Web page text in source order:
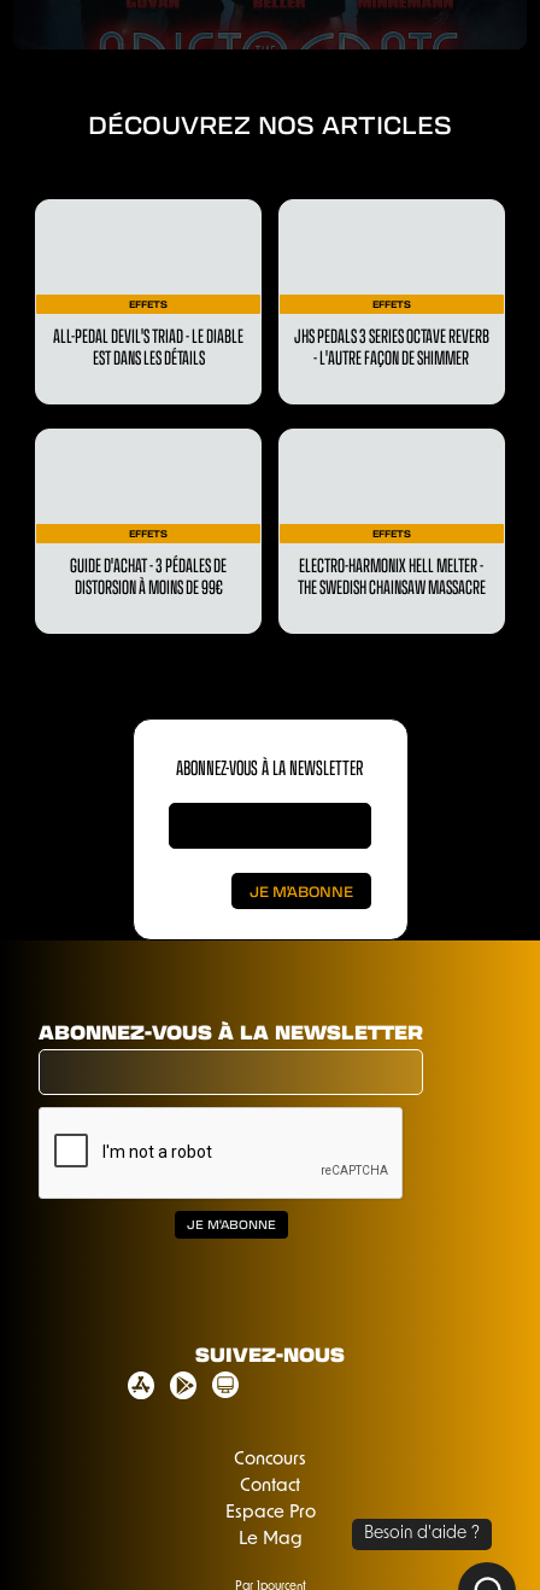
DÉCOUVREZ NOS ARTICLES
EFFETS
ALL-PEDAL DEVIL'S TRIAD - LE DIABLE
EST DANS LES DÉTAILS
EFFETS
JHS PEDALS 3 SERIES OCTAVE REVERB
- L'AUTRE FAÇON DE SHIMMER
EFFETS
GUIDE D'ACHAT - 3 PÉDALES DE
DISTORSION À MOINS DE 99€
EFFETS
ELECTRO-HARMONIX HELL MELTER -
THE SWEDISH CHAINSAW MASSACRE
ABONNEZ-VOUS À LA NEWSLETTER
ABONNEZ-VOUS À LA NEWSLETTER
SUIVEZ-NOUS
Concours
Contact
Espace Pro
Le Mag
Par 1pourcent